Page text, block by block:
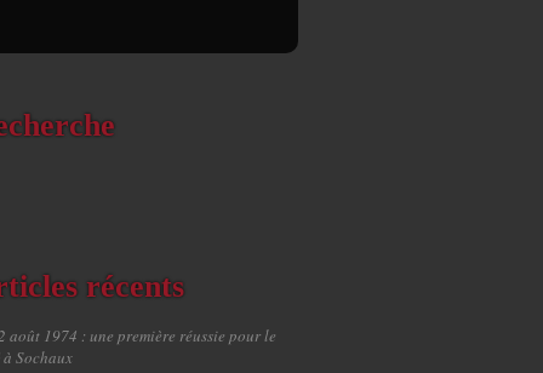
récents
août 1974 : une première réussie pour le
à Sochaux